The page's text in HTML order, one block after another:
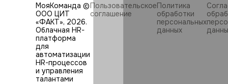
МояКоманда ©
ООО ЦИТ
«ФАКТ», 2026.
Облачная HR-
платформа
для
автоматизации
HR⁠-⁠процессов
и управления
талантами
Пользовательское
соглашение
Политика
обработки
персональных
данных